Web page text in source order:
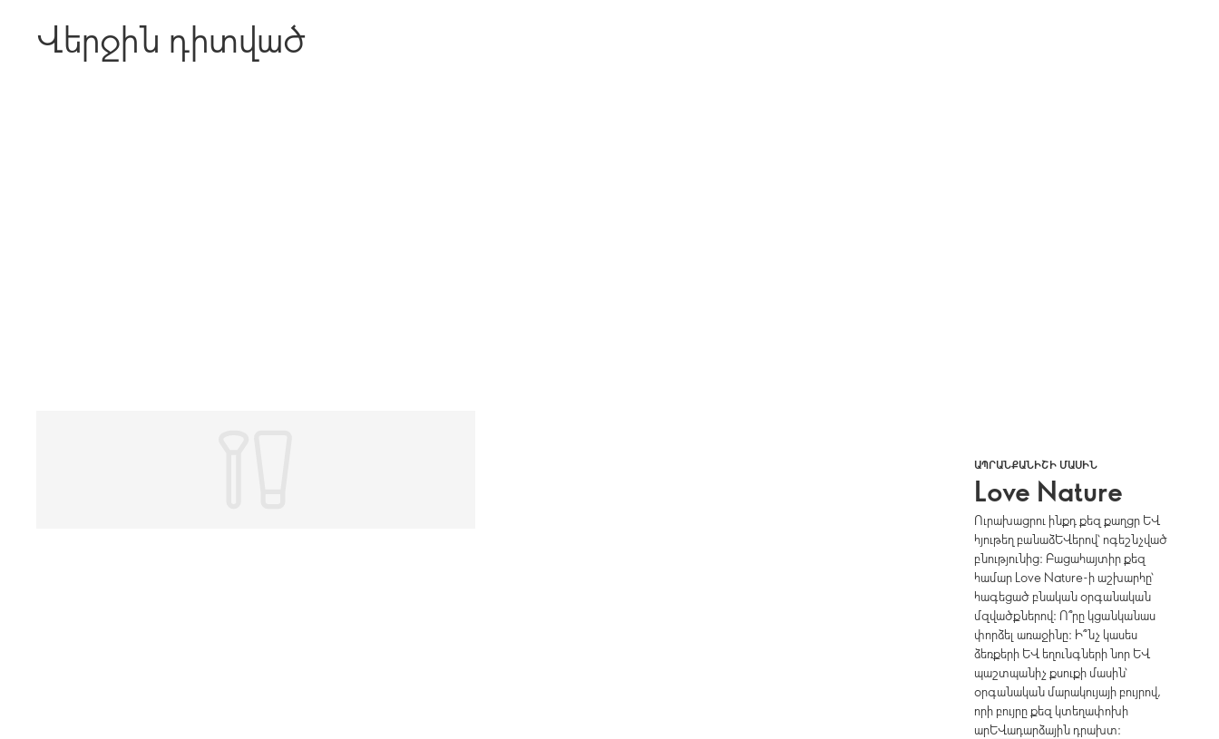
Վերջին դիտված
ԱՊՐԱՆՔԱՆԻՇԻ ՄԱՍԻՆ
Love Nature
Ուրախացրու ինքդ քեզ քաղցր և
հյութեղ բանաձևերով՝ ոգեշնչված
բնությունից։ Բացահայտիր քեզ
համար Love Nature-ի աշխարհը՝
հագեցած բնական օրգանական
մզվածքներով։ Ո՞րը կցանկանաս
փորձել առաջինը։ Ի՞նչ կասես
ձեռքերի և եղունգների նոր և
պաշտպանիչ քսուքի մասին՝
օրգանական մարակույայի բույրով,
որի բույրը քեզ կտեղափոխի
արևադարձային դրախտ։